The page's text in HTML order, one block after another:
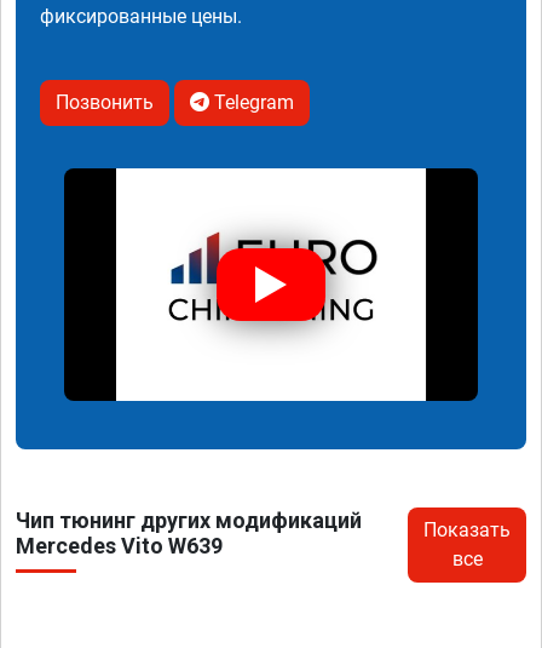
фиксированные цены.
Позвонить Telegram
Чип тюнинг других модификаций
Mercedes Vito W639
Показать
все